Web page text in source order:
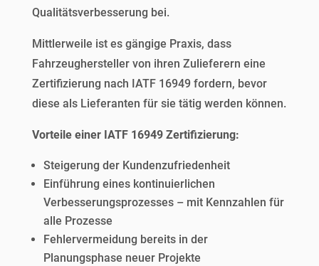
Qualitätsverbesserung bei.
Mittlerweile ist es gängige Praxis, dass
Fahrzeughersteller von ihren Zulieferern eine
Zertifizierung nach IATF 16949 fordern, bevor
diese als Lieferanten für sie tätig werden können.
Vorteile einer IATF 16949 Zertifizierung:
Steigerung der Kundenzufriedenheit
Einführung eines kontinuierlichen
Verbesserungsprozesses – mit Kennzahlen für
alle Prozesse
Fehlervermeidung bereits in der
Planungsphase neuer Projekte